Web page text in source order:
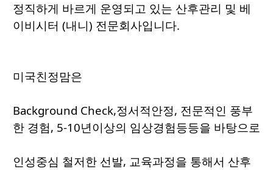
정직하게 바르게 운영되고 있는 산후관리 및 베
이비시터 (내니) 전문회사입니다.
미국친정맘은
Background Check,정서적안정, 전문적인 풍부
한 경험, 5-10년이상의 임상경험등등을 바탕으로
인성중심 철저한 선발, 교육과정을 통해서 산후